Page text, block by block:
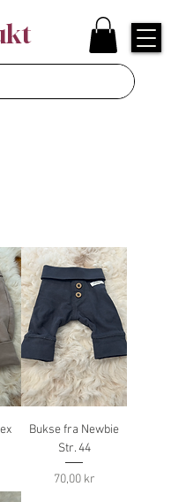
Bukse fra Newbie
Str. 44
Pris
70,00 kr